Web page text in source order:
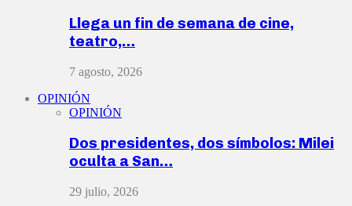
Llega un fin de semana de cine,
teatro,…
7 agosto, 2026
OPINIÓN
OPINIÓN
Dos presidentes, dos símbolos: Milei
oculta a San…
29 julio, 2026